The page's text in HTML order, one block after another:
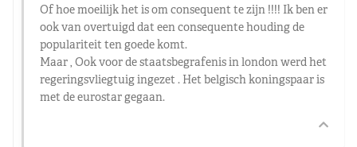
Of hoe moeilijk het is om consequent te zijn !!!! Ik ben er
ook van overtuigd dat een consequente houding de
populariteit ten goede komt.
Maar , Ook voor de staatsbegrafenis in london werd het
regeringsvliegtuig ingezet . Het belgisch koningspaar is
met de eurostar gegaan.